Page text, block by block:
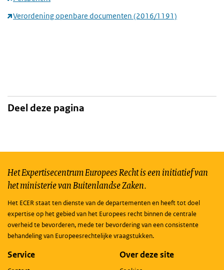
Verordening openbare documenten (2016/1191)
Deel deze pagina
Het Expertisecentrum Europees Recht is een initiatief van
het ministerie van Buitenlandse Zaken.
Het ECER staat ten dienste van de departementen en heeft tot doel
expertise op het gebied van het Europees recht binnen de centrale
overheid te bevorderen, mede ter bevordering van een consistente
behandeling van Europeesrechtelijke vraagstukken.
Service Over deze site